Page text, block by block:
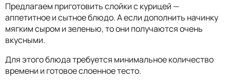
Предлагаем приготовить слойки с курицей —
аппетитное и сытное блюдо. А если дополнить начинку
мягким сыром и зеленью, то они получаются очень
вкусными.
Для этого блюда требуется минимальное количество
времени и готовое слоенное тесто.